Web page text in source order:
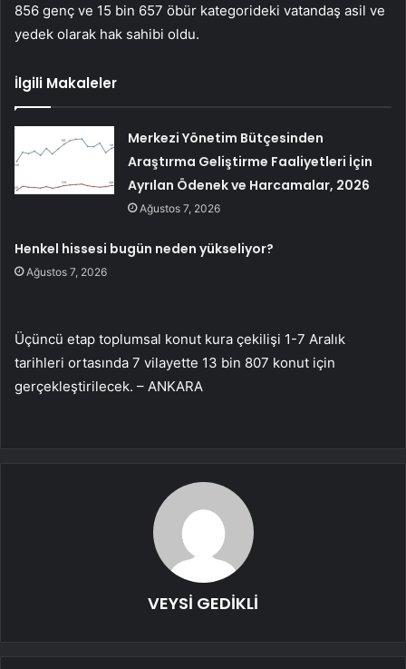
856 genç ve 15 bin 657 öbür kategorideki vatandaş asil ve
yedek olarak hak sahibi oldu.
İlgili Makaleler
Merkezi Yönetim Bütçesinden
Araştırma Geliştirme Faaliyetleri İçin
Ayrılan Ödenek ve Harcamalar, 2026
Ağustos 7, 2026
Henkel hissesi bugün neden yükseliyor?
Ağustos 7, 2026
Üçüncü etap toplumsal konut kura çekilişi 1-7 Aralık
tarihleri ortasında 7 vilayette 13 bin 807 konut için
gerçekleştirilecek. – ANKARA
VEYSİ GEDİKLİ